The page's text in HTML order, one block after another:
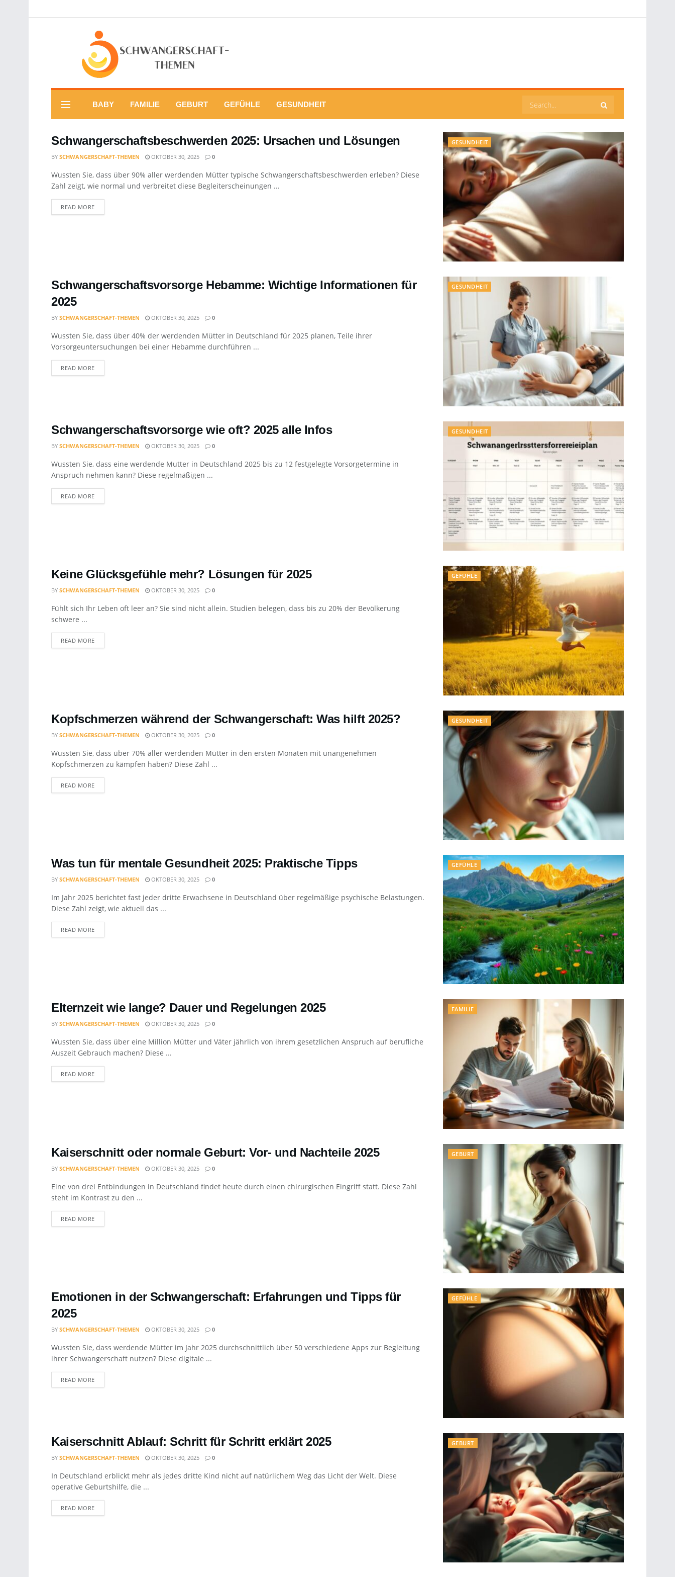
BABY FAMILIE GEBURT GEFÜHLE GESUNDHEIT
GESUNDHEIT
Schwangerschaftsbeschwerden 2025: Ursachen und Lösungen
BY SCHWANGERSCHAFT-THEMEN OKTOBER 30, 2025 0
Wussten Sie, dass über 90% aller werdenden Mütter typische Schwangerschaftsbeschwerden erleben? Diese
Zahl zeigt, wie normal und verbreitet diese Begleiterscheinungen ...
READ MOREDETAILS
GESUNDHEIT
Schwangerschaftsvorsorge Hebamme: Wichtige Informationen für
2025
BY SCHWANGERSCHAFT-THEMEN OKTOBER 30, 2025 0
Wussten Sie, dass über 40% der werdenden Mütter in Deutschland für 2025 planen, Teile ihrer
Vorsorgeuntersuchungen bei einer Hebamme durchführen ...
READ MOREDETAILS
GESUNDHEIT
Schwangerschaftsvorsorge wie oft? 2025 alle Infos
BY SCHWANGERSCHAFT-THEMEN OKTOBER 30, 2025 0
Wussten Sie, dass eine werdende Mutter in Deutschland 2025 bis zu 12 festgelegte Vorsorgetermine in
Anspruch nehmen kann? Diese regelmäßigen ...
READ MOREDETAILS
GEFÜHLE
Keine Glücksgefühle mehr? Lösungen für 2025
BY SCHWANGERSCHAFT-THEMEN OKTOBER 30, 2025 0
Fühlt sich Ihr Leben oft leer an? Sie sind nicht allein. Studien belegen, dass bis zu 20% der Bevölkerung
schwere ...
READ MOREDETAILS
GESUNDHEIT
Kopfschmerzen während der Schwangerschaft: Was hilft 2025?
BY SCHWANGERSCHAFT-THEMEN OKTOBER 30, 2025 0
Wussten Sie, dass über 70% aller werdenden Mütter in den ersten Monaten mit unangenehmen
Kopfschmerzen zu kämpfen haben? Diese Zahl ...
READ MOREDETAILS
GEFÜHLE
Was tun für mentale Gesundheit 2025: Praktische Tipps
BY SCHWANGERSCHAFT-THEMEN OKTOBER 30, 2025 0
Im Jahr 2025 berichtet fast jeder dritte Erwachsene in Deutschland über regelmäßige psychische Belastungen.
Diese Zahl zeigt, wie aktuell das ...
READ MOREDETAILS
FAMILIE
Elternzeit wie lange? Dauer und Regelungen 2025
BY SCHWANGERSCHAFT-THEMEN OKTOBER 30, 2025 0
Wussten Sie, dass über eine Million Mütter und Väter jährlich von ihrem gesetzlichen Anspruch auf berufliche
Auszeit Gebrauch machen? Diese ...
READ MOREDETAILS
GEBURT
Kaiserschnitt oder normale Geburt: Vor- und Nachteile 2025
BY SCHWANGERSCHAFT-THEMEN OKTOBER 30, 2025 0
Eine von drei Entbindungen in Deutschland findet heute durch einen chirurgischen Eingriff statt. Diese Zahl
steht im Kontrast zu den ...
READ MOREDETAILS
GEFÜHLE
Emotionen in der Schwangerschaft: Erfahrungen und Tipps für
2025
BY SCHWANGERSCHAFT-THEMEN OKTOBER 30, 2025 0
Wussten Sie, dass werdende Mütter im Jahr 2025 durchschnittlich über 50 verschiedene Apps zur Begleitung
ihrer Schwangerschaft nutzen? Diese digitale ...
READ MOREDETAILS
GEBURT
Kaiserschnitt Ablauf: Schritt für Schritt erklärt 2025
BY SCHWANGERSCHAFT-THEMEN OKTOBER 30, 2025 0
In Deutschland erblickt mehr als jedes dritte Kind nicht auf natürlichem Weg das Licht der Welt. Diese
operative Geburtshilfe, die ...
READ MOREDETAILS